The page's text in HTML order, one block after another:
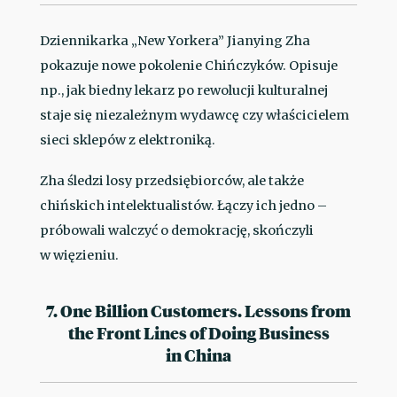
Dziennikarka „New Yorkera” Jianying Zha
pokazuje nowe pokolenie Chińczyków. Opisuje
np., jak biedny lekarz po rewolucji kulturalnej
staje się niezależnym wydawcę czy właścicielem
sieci sklepów z elektroniką.
Zha śledzi losy przedsiębiorców, ale także
chińskich intelektualistów. Łączy ich jedno –
próbowali walczyć o demokrację, skończyli
w więzieniu.
7. One Billion Customers. Lessons from
the Front Lines of Doing Business
in China